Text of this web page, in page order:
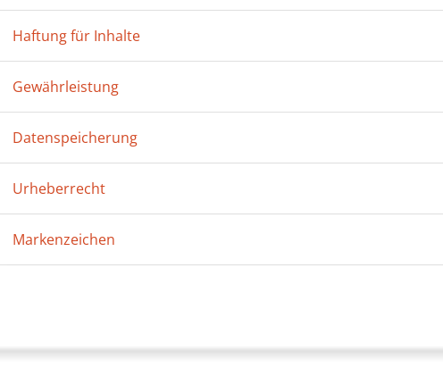
Haftung für Inhalte
Gewährleistung
Datenspeicherung
Urheberrecht
Markenzeichen